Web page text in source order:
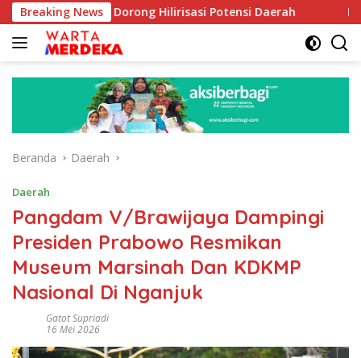
Langsung
ke
konten
Breaking News
Dorong Hilirisasi Potensi Daerah DPR Dorong
Beranda Daerah
Daerah
Pangdam V/Brawijaya Dampingi
Presiden Prabowo Resmikan
Museum Marsinah Dan KDKMP
Nasional Di Nganjuk
Gatot Supriadi
16 Mei 2026